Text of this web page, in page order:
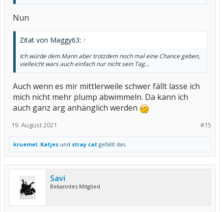
Nun
Zitat von Maggy63: ↑
Ich würde dem Mann aber trotzdem noch mal eine Chance geben,
vielleicht wars auch einfach nur nicht sein Tag...
Auch wenn es mir mittlerweile schwer fällt lasse ich
mich nicht mehr plump abwimmeln. Da kann ich
auch ganz arg anhänglich werden
#15
19. August 2021
kruemel, Katjes und stray cat gefällt das.
Savi
Bekanntes Mitglied